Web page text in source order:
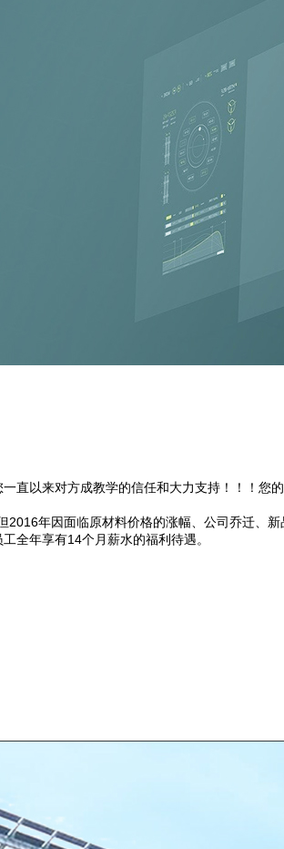
以来对方成教学的信任和大力支持！！！您
年因面临原材料价格的涨幅、公司乔迁、
全年享有14个月薪水的福利待遇。